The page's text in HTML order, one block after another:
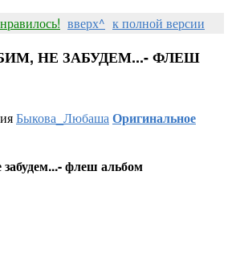
вверх^ к полной версии
НЕ ЗАБУДЕМ...- ФЛЕШ
Быкова_ЛюбашаОригинальное
флеш альбом